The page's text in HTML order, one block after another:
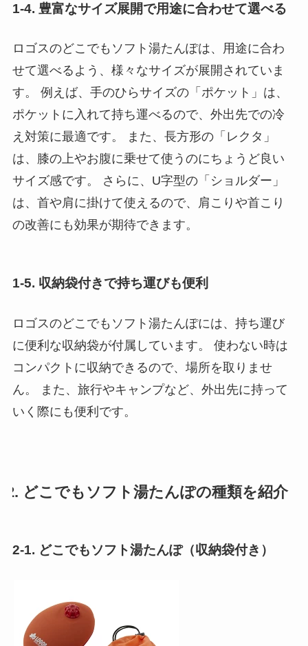
1-4. 豊富なサイズ展開で用途に合わせて選べる
ロゴスのどこでもソフト湯たんぽは、用途に合わ
せて選べるよう、様々なサイズが展開されていま
す。 例えば、手のひらサイズの「ポケット」は、
ポケットに入れて持ち運べるので、外出先での冷
え対策に最適です。 また、長方形の「レクタ」
は、膝の上やお腹に乗せて使うのにちょうど良い
サイズ感です。 さらに、U字型の「ショルダー」
は、首や肩に掛けて使えるので、肩こりや首こり
の改善にも効果が期待できます。
1-5. 収納袋付きで持ち運びも便利
ロゴスのどこでもソフト湯たんぽには、持ち運び
に便利な収納袋が付属しています。 使わない時は
コンパクトに収納できるので、場所を取りませ
ん。 また、旅行やキャンプなど、外出先に持って
いく際にも便利です。
2. どこでもソフト湯たんぽの種類を紹介
2-1. どこでもソフト湯たんぽ（収納袋付き）